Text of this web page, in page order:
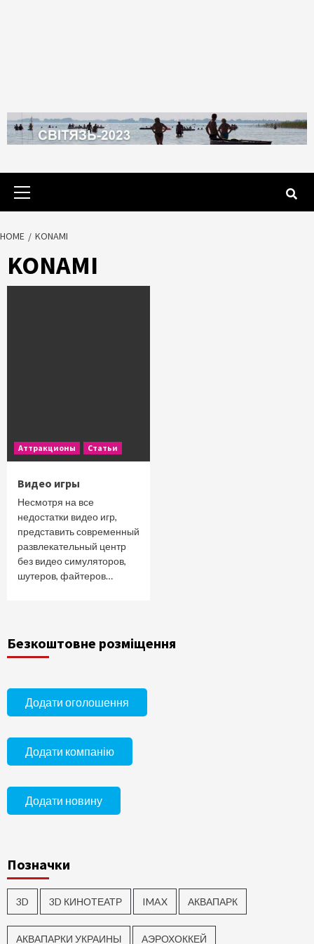
Primary
HOME KONAMI
KONAMI
Аттракционы Статьи
Видео игры
Несмотря на все
недостатки видео игр,
представить современный
развлекательный центр
без видео симуляторов,
шутеров, файтеров…
Безкоштовне розміщення
Додати оголошення
Додати компанію
Додати новину
Позначки
3D 3D КИНОТЕАТР IMAX АКВАПАРК
АКВАПАРКИ УКРАИНЫ АЭРОХОККЕЙ